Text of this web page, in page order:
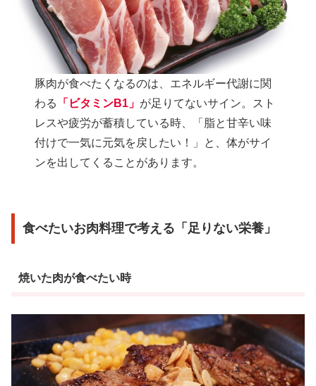
豚肉が食べたくなるのは、エネルギー代謝に関
わる
「ビタミンB1」 が足りてないサイン。スト
レスや疲労が蓄積している時、「脂と甘辛い味
付けで一気に元気を戻したい！」と、体がサイ
ンを出してくることがあります。
食べたいお肉料理で考える「足りない栄養」
焼いた肉が食べたい時